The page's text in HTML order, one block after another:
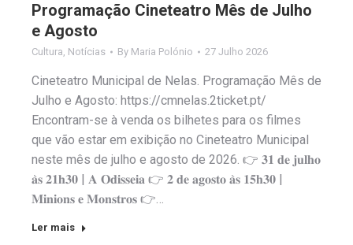
Programação Cineteatro Mês de Julho
e Agosto
Cultura, Notícias By Maria Polónio 27 Julho 2026
Cineteatro Municipal de Nelas. Programação Mês de
Julho e Agosto: https://cmnelas.2ticket.pt/
Encontram-se à venda os bilhetes para os filmes
que vão estar em exibição no Cineteatro Municipal
neste mês de julho e agosto de 2026. 👉 𝟑𝟏 𝐝𝐞 𝐣𝐮𝐥𝐡𝐨
𝐚̀𝐬 𝟐𝟏𝐡𝟑𝟎 | 𝐀 𝐎𝐝𝐢𝐬𝐬𝐞𝐢𝐚 👉 𝟐 𝐝𝐞 𝐚𝐠𝐨𝐬𝐭𝐨 𝐚̀𝐬 𝟏𝟓𝐡𝟑𝟎 |
𝐌𝐢𝐧𝐢𝐨𝐧𝐬 𝐞 𝐌𝐨𝐧𝐬𝐭𝐫𝐨𝐬 👉…
Ler mais